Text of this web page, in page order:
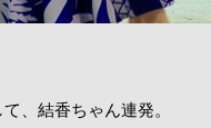
、結香ちゃん連発。